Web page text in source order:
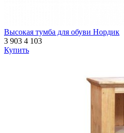
Высокая тумба для обуви Нордик
3 903 4 103
Купить